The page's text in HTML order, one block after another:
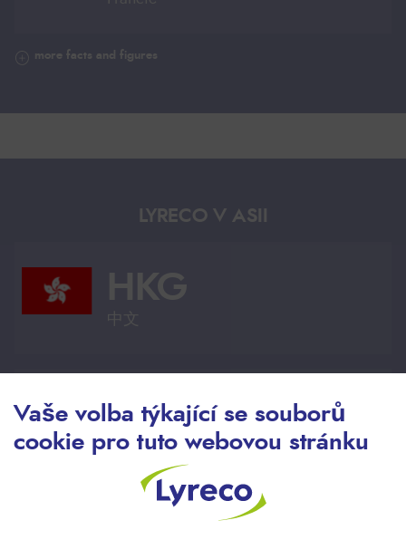
Vaše volba týkající se souborů
cookie pro tuto webovou stránku
LYRECO V ASII
HKG
Anglie